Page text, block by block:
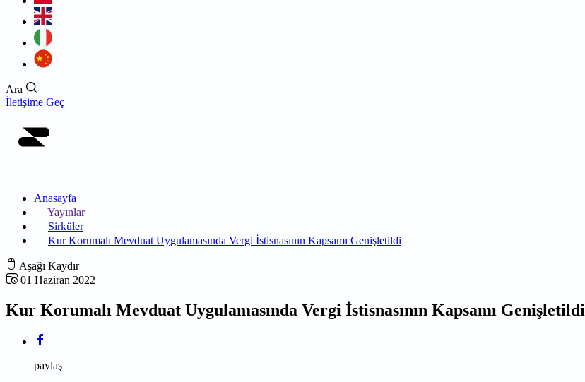
Ara
İletişime Geç
Anasayfa
Yayınlar
Sirküler
Kur Korumalı Mevduat Uygulamasında Vergi İstisnasının Kapsamı Genişletildi
Aşağı Kaydır
01 Haziran 2022
Kur Korumalı Mevduat Uygulamasında Vergi İstisnasının Kapsamı Genişletildi
paylaş